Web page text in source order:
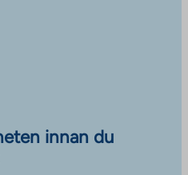
innan du